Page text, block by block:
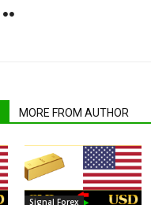
MORE FROM AUTHOR
Signal Forex